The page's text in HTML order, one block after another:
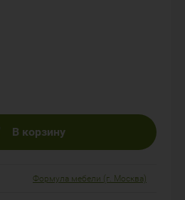
В корзину
Формула мебели (г. Москва)